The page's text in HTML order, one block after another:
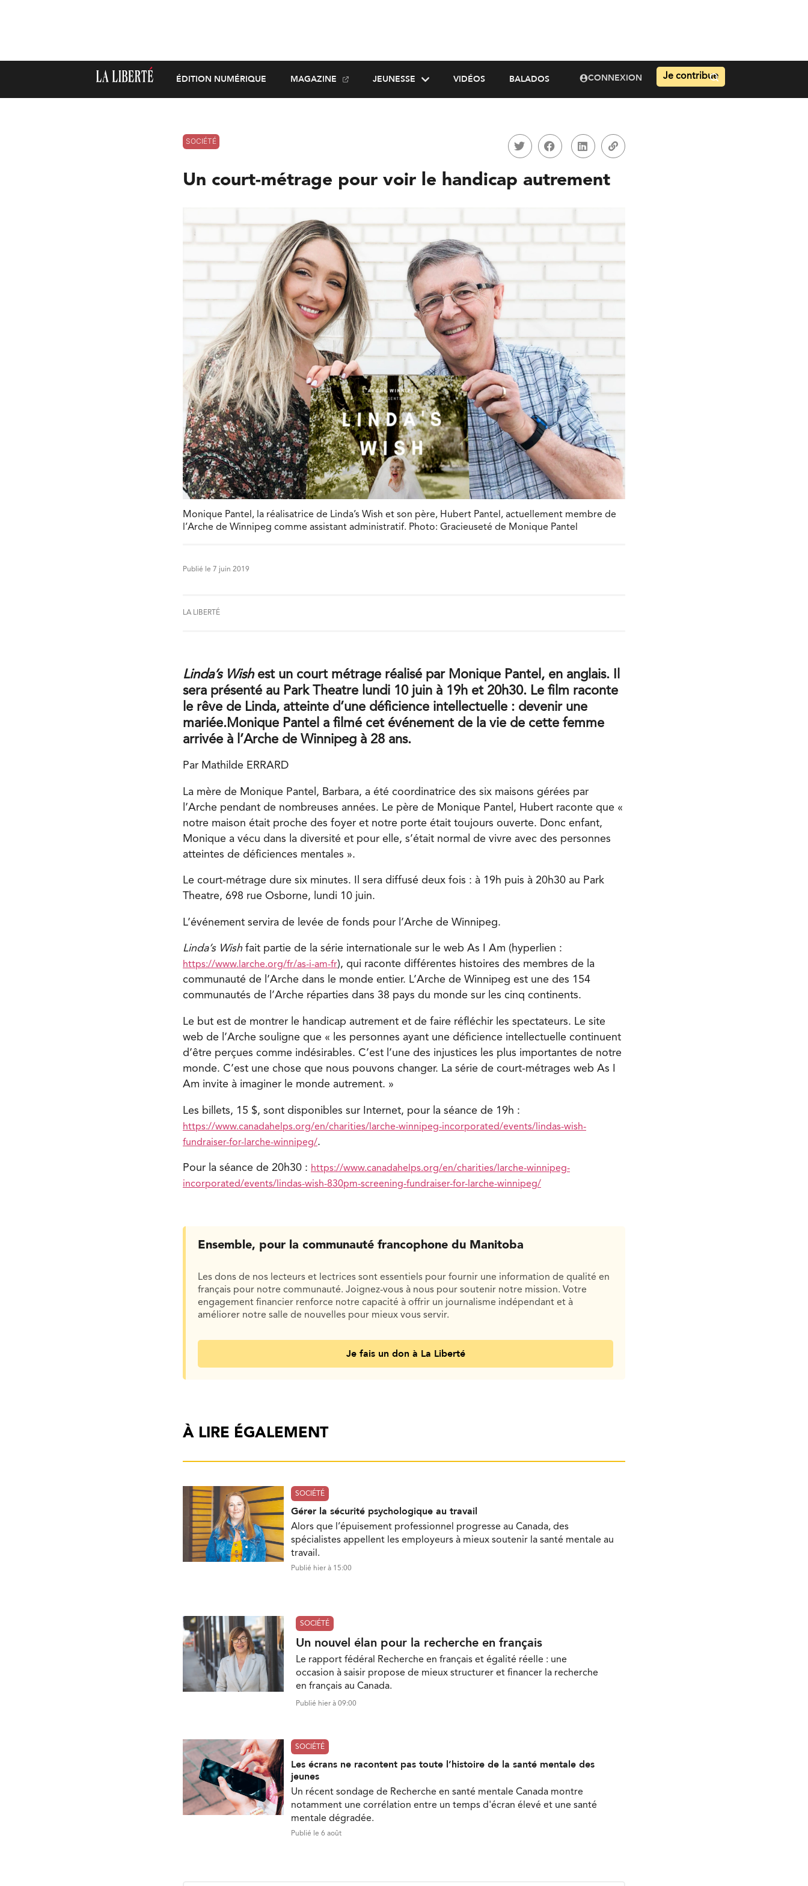
ÉDITION NUMÉRIQUE MAGAZINE JEUNESSE VIDÉOS BALADOS CONNEXION Je contribue
SOCIÉTÉ
Un court-métrage pour voir le handicap autrement
Monique Pantel, la réalisatrice de Linda’s Wish et son père, Hubert Pantel, actuellement membre de
l’Arche de Winnipeg comme assistant administratif. Photo: Gracieuseté de Monique Pantel
Publié le 7 juin 2019
LA LIBERTÉ
Linda’s Wishest un court métrage réalisé par Monique Pantel, en anglais. Il
sera présenté au Park Theatre lundi 10 juin à 19h et 20h30. Le film raconte
le rêve de Linda, atteinte d’une déficience intellectuelle : devenir une
mariée.Monique Pantel a filmé cet événement de la vie de cette femme
arrivée à l’Arche de Winnipeg à 28 ans.
Par Mathilde ERRARD
La mère de Monique Pantel, Barbara, a été coordinatrice des six maisons gérées par
l’Arche pendant de nombreuses années. Le père de Monique Pantel, Hubert raconte que «
notre maison était proche des foyer et notre porte était toujours ouverte. Donc enfant,
Monique a vécu dans la diversité et pour elle, s’était normal de vivre avec des personnes
atteintes de déficiences mentales ».
Le court-métrage dure six minutes. Il sera diffusé deux fois : à 19h puis à 20h30 au Park
Theatre, 698 rue Osborne, lundi 10 juin.
L’événement servira de levée de fonds pour l’Arche de Winnipeg.
Linda’s Wish fait partie de la série internationale sur le web As I Am (hyperlien :
https://www.larche.org/fr/as-i-am-fr), qui raconte différentes histoires des membres de la
communauté de l’Arche dans le monde entier. L’Arche de Winnipeg est une des 154
communautés de l’Arche réparties dans 38 pays du monde sur les cinq continents.
Le but est de montrer le handicap autrement et de faire réfléchir les spectateurs. Le site
web de l’Arche souligne que « les personnes ayant une déficience intellectuelle continuent
d’être perçues comme indésirables. C’est l’une des injustices les plus importantes de notre
monde. C’est une chose que nous pouvons changer. La série de court-métrages web As I
Am invite à imaginer le monde autrement. »
Les billets, 15 $, sont disponibles sur Internet, pour la séance de 19h :
https://www.canadahelps.org/en/charities/larche-winnipeg-incorporated/events/lindas-wish-
fundraiser-for-larche-winnipeg/.
Pour la séance de 20h30 : https://www.canadahelps.org/en/charities/larche-winnipeg-
incorporated/events/lindas-wish-830pm-screening-fundraiser-for-larche-winnipeg/
Ensemble, pour la communauté francophone du Manitoba
Les dons de nos lecteurs et lectrices sont essentiels pour fournir une information de qualité en
français pour notre communauté. Joignez-vous à nous pour soutenir notre mission. Votre
engagement financier renforce notre capacité à offrir un journalisme indépendant et à
améliorer notre salle de nouvelles pour mieux vous servir.
Je fais un don à La Liberté
À LIRE ÉGALEMENT
SOCIÉTÉ
Gérer la sécurité psychologique au travail
Alors que l’épuisement professionnel progresse au Canada, des
spécialistes appellent les employeurs à mieux soutenir la santé mentale au
travail.
Publié hier à 15:00
SOCIÉTÉ
Un nouvel élan pour la recherche en français
Le rapport fédéral Recherche en français et égalité réelle : une
occasion à saisir propose de mieux structurer et financer la recherche
en français au Canada.
Publié hier à 09:00
SOCIÉTÉ
Les écrans ne racontent pas toute l’histoire de la santé mentale des
jeunes
Un récent sondage de Recherche en santé mentale Canada montre
notamment une corrélation entre un temps d'écran élevé et une santé
mentale dégradée.
Publié le 6 août